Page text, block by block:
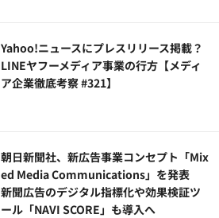
Yahoo!ニュースにプレスリリース掲載？
LINEヤフーメディア事業の行方【メディ
ア企業徹底考察 #321】
朝日新聞社、新広告事業コンセプト「Mix
ed Media Communications」を発表
新聞広告のデジタル指標化や効果検証ツ
ール「NAVI SCORE」も導入へ